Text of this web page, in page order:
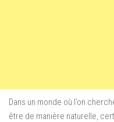
Dans un monde où l’on
être de manière naturelle,